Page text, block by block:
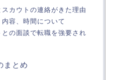
カウトの連絡がきた理由
容、時間について
との面談で転職を強要され
まとめ